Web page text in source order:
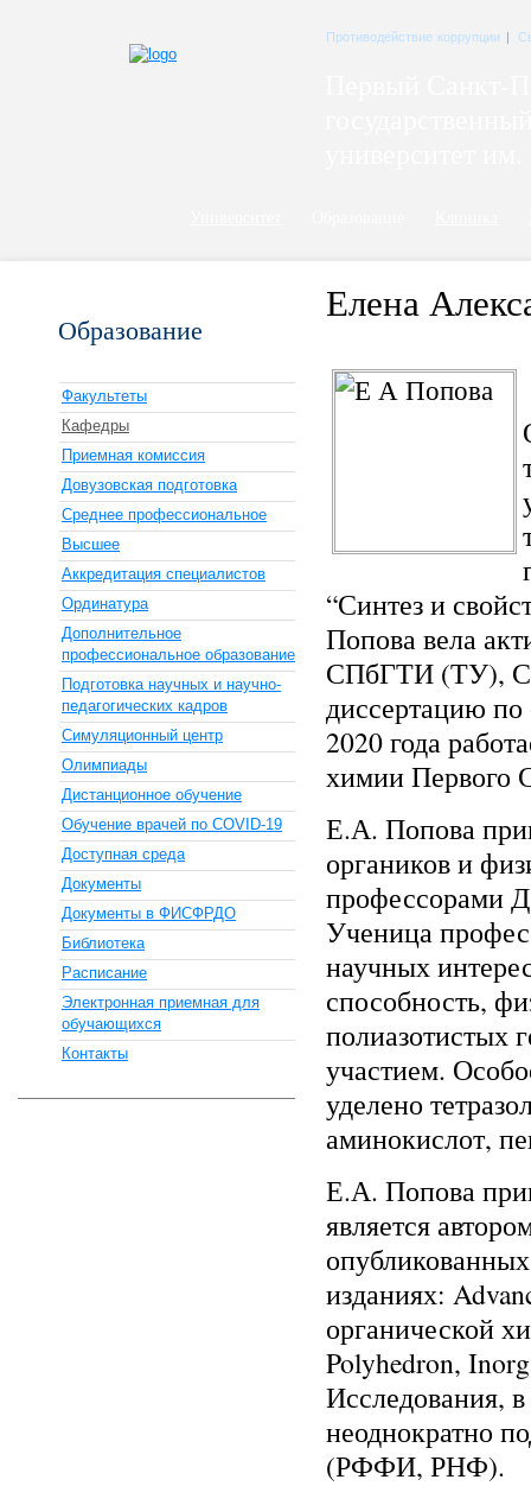
Противодействие коррупции |
Елена
“Синтез и
Попова вела
СПбГТИ (ТУ),
диссертацию
2020 года
химии
Е.А. Попова
органиков и
профессорами
Ученица
научных
способность,
полиазотистых
участием.
уделено
аминокислот,
Е.А. Попова
является
изданиях:
органической
Polyhedron,
Исследования,
неоднократно
(РФФИ, РНФ).
Образование
Факультеты
Кафедры
Приемная комиссия
Довузовская подготовка
Среднее профессиональное
Высшее
Аккредитация специалистов
Ординатура
Дополнительное
профессиональное образование
Подготовка научных и научно-
педагогических кадров
Симуляционный центр
Олимпиады
Дистанционное обучение
Обучение врачей по COVID-19
Доступная среда
Документы
Документы в ФИСФРДО
Библиотека
Расписание
Электронная приемная для
обучающихся
Контакты